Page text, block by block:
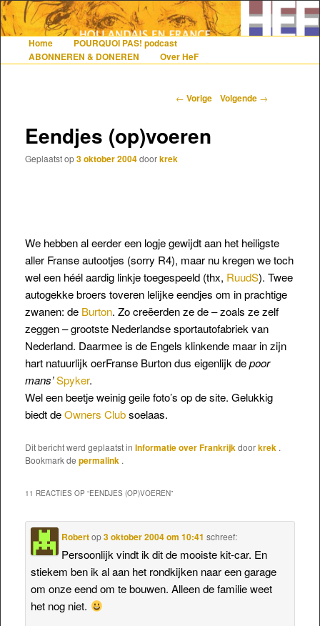
De gezelligste website voor Nederlanders die iets met Frankrijk hebben
HoofdmenuSpring naar de primaire inhoud
Spring naar de secundaire inhoud
Home
POURQUOI PAS! podcast
ABONNEREN & DONEREN
Over HeF
Berichtnavigatie
← Vorige Volgende →
Eendjes (op)voeren
Geplaatst op3 oktober 2004doorkrek
We hebben al eerder een logje gewijdt aan het heiligste
aller Franse autootjes (sorry R4), maar nu kregen we toch
wel een héél aardig linkje toegespeeld (thx, RuudS). Twee
autogekke broers toveren lelijke eendjes om in prachtige
zwanen: de Burton. Zo creëerden ze de – zoals ze zelf
zeggen – grootste Nederlandse sportautofabriek van
Nederland. Daarmee is de Engels klinkende maar in zijn
hart natuurlijk oerFranse Burton dus eigenlijk depoor
mans’Spyker.
Wel een beetje weinig geile foto’s op de site. Gelukkig
biedt deOwners Clubsoelaas.
Dit bericht werd geplaatst in Informatie over Frankrijkdoorkrek .
Bookmark de permalink .
11 REACTIES OP “EENDJES (OP)VOEREN”
Robertop3 oktober 2004 om 10:41 schreef:
Persoonlijk vindt ik dit de mooiste kit-car. En
stiekem ben ik al aan het rondkijken naar een garage
om onze eend om te bouwen. Alleen de familie weet
het nog niet.